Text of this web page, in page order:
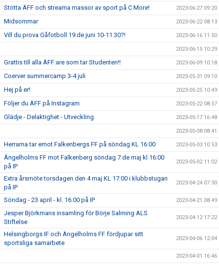
Stötta ÄFF och streama massor av sport på C More! 2023-06-27 09:20
Midsommar 2023-06-22 08:13
Vill du prova Gåfotboll 19:de juni 10-11:30?! 2023-06-16 11:50
2023-06-15 10:29
Grattis till alla ÄFF:are som tar Studenten!! 2023-06-09 10:18
Coerver summercamp 3-4 juli 2023-05-31 09:10
Hej på er! 2023-05-25 10:49
Följer du ÄFF på Instagram 2023-05-22 08:57
Glädje - Delaktighet - Utveckling 2023-05-17 16:48
2023-05-08 08:41
Herrarna tar emot Falkenbergs FF på söndag KL 16:00 2023-05-03 10:53
Ängelholms FF mot Falkenberg söndag 7:de maj kl 16:00
på IP
2023-05-02 11:02
Extra årsmöte torsdagen den 4 maj KL 17:00 i klubbstugan
på IP
2023-04-24 07:30
Söndag - 23 april - kl. 16.00 på IP 2023-04-21 08:49
Jesper Björkmans insamling för Börje Salming ALS
Stiftelse
2023-04-12 17:22
Helsingborgs IF och Ängelholms FF fördjupar sitt
sportsliga samarbete
2023-04-06 12:04
2023-04-01 16:46